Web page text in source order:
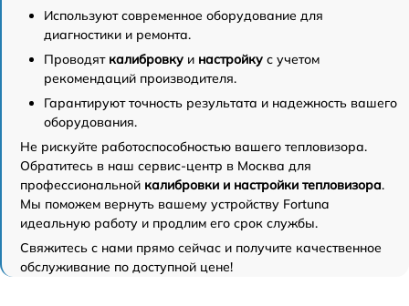
Используют современное оборудование для
диагностики и ремонта.
Проводят калибровку и настройку с учетом
рекомендаций производителя.
Гарантируют точность результата и надежность вашего
оборудования.
Не рискуйте работоспособностью вашего тепловизора.
Обратитесь в наш сервис-центр в Москва для
профессиональной калибровки и настройки тепловизора.
Мы поможем вернуть вашему устройству Fortuna
идеальную работу и продлим его срок службы.
Свяжитесь с нами прямо сейчас и получите качественное
обслуживание по доступной цене!